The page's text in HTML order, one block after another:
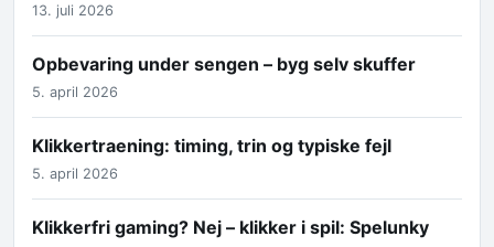
13. juli 2026
Opbevaring under sengen – byg selv skuffer
5. april 2026
Klikkertraening: timing, trin og typiske fejl
5. april 2026
Klikkerfri gaming? Nej – klikker i spil: Spelunky